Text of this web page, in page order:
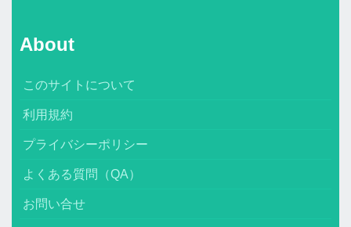
About
このサイトについて
利用規約
プライバシーポリシー
よくある質問（QA）
お問い合せ